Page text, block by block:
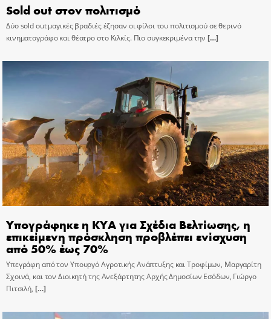
Sold out στον πολιτισμό
Δύο sold out μαγικές βραδιές έζησαν οι φίλοι του πολιτισμού σε θερινό
κινηματογράφο και θέατρο στο Κιλκίς. Πιο συγκεκριμένα την […]
Υπογράφηκε η ΚΥΑ για Σχέδια Βελτίωσης, η
επικείμενη πρόσκληση προβλέπει ενίσχυση
από 50% έως 70%
Υπεγράφη από τον Υπουργό Αγροτικής Ανάπτυξης και Τροφίμων, Μαργαρίτη
Σχοινά, και τον Διοικητή της Ανεξάρτητης Αρχής Δημοσίων Εσόδων, Γιώργο
Πιτσιλή, […]